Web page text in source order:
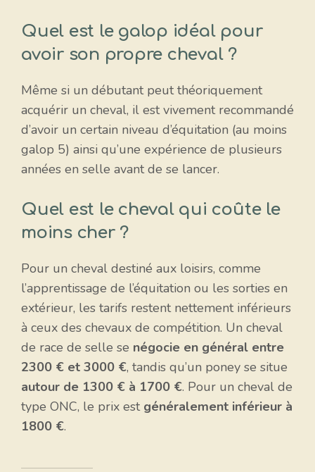
Quel est le galop idéal pour
avoir son propre cheval ?
Même si un débutant peut théoriquement
acquérir un cheval, il est vivement recommandé
d’avoir un certain niveau d’équitation (au moins
galop 5) ainsi qu’une expérience de plusieurs
années en selle avant de se lancer.
Quel est le cheval qui coûte le
moins cher ?
Pour un cheval destiné aux loisirs, comme
l’apprentissage de l’équitation ou les sorties en
extérieur, les tarifs restent nettement inférieurs
à ceux des chevaux de compétition. Un cheval
de race de selle se négocie en général entre
2300 € et 3000 €, tandis qu’un poney se situe
autour de 1300 € à 1700 €. Pour un cheval de
type ONC, le prix est généralement inférieur à
1800 €.